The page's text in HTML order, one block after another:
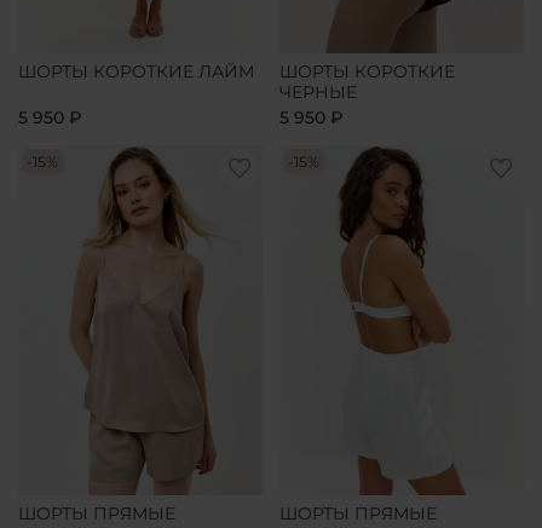
ШОРТЫ КОРОТКИЕ ЛАЙМ
5 950 ₽
ШОРТЫ КОРОТКИЕ
ЧЕРНЫЕ
5 950 ₽
-15%
ШОРТЫ ПРЯМЫЕ
-15%
ШОРТЫ ПРЯМЫЕ